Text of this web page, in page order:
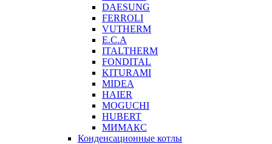
DAESUNG
FERROLI
VUTHERM
E.C.A
ITALTHERM
FONDITAL
KITURAMI
MIDEA
HAIER
MOGUCHI
HUBERT
МИМАКС
Конденсационные котлы